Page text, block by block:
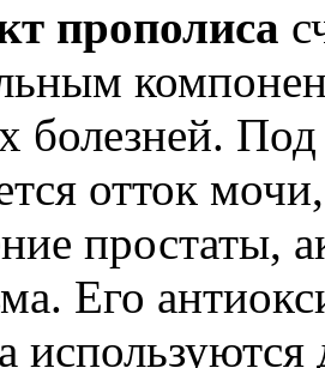
прополиса
болезней.
отток
простаты,
Его